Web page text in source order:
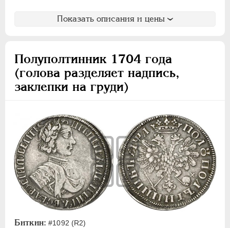
Показать описания и цены
Полуполтинник 1704 года
(голова разделяет надпись,
заклепки на груди)
Биткин: #1092 (R2)